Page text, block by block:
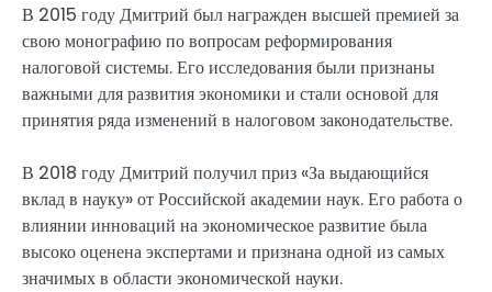
В 2015 году Дмитрий был награжден высшей премией за
свою монографию по вопросам реформирования
налоговой системы. Его исследования были признаны
важными для развития экономики и стали основой для
принятия ряда изменений в налоговом законодательстве.
В 2018 году Дмитрий получил приз «За выдающийся
вклад в науку» от Российской академии наук. Его работа о
влиянии инноваций на экономическое развитие была
высоко оценена экспертами и признана одной из самых
значимых в области экономической науки.